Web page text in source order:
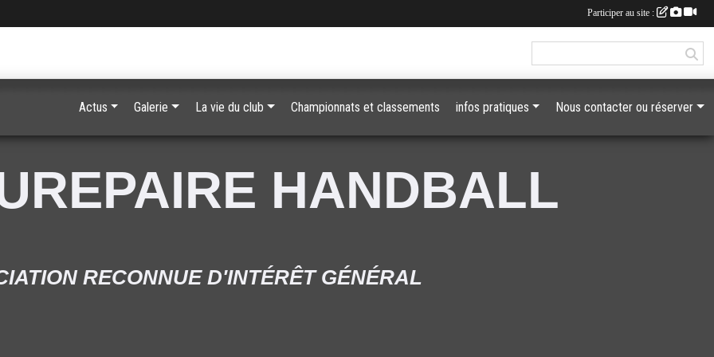
HANDBALL
RECONNUE D'INTÉRÊT GÉNÉRAL
Actus Galerie La vie du club Championnats et classements infos pratiques Nous contacter ou réserver
Participer au site :